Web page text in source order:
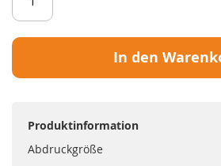
In den
Produktinformation
Abdruckgröße